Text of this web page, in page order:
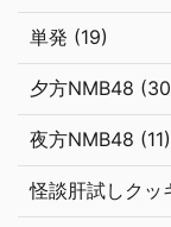
単発 (19)
夕方NMB48
夜方NMB48 (11)
怪談肝試しクッ